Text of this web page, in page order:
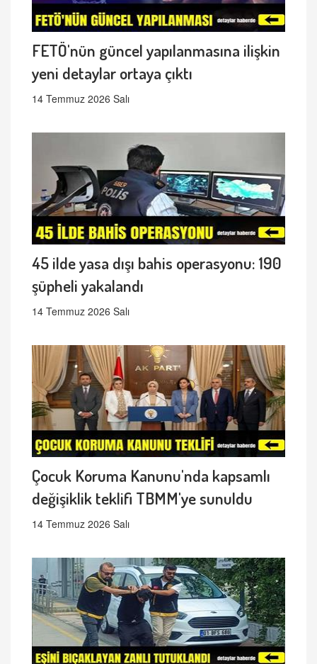
FETÖ'nün güncel yapılanmasına ilişkin
yeni detaylar ortaya çıktı
14 Temmuz 2026 Salı
45 ilde yasa dışı bahis operasyonu: 190
şüpheli yakalandı
14 Temmuz 2026 Salı
Çocuk Koruma Kanunu'nda kapsamlı
değişiklik teklifi TBMM'ye sunuldu
14 Temmuz 2026 Salı